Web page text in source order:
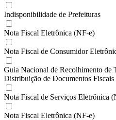
Indisponibilidade de Prefeituras
Nota Fiscal Eletrônica (NF-e)
Nota Fiscal de Consumidor
Guia Nacional de Recolhimento de
Distribuição de Documentos Fiscais
Nota Fiscal de Serviços Eletrônica
Nota Fiscal Eletrônica (NF-e)